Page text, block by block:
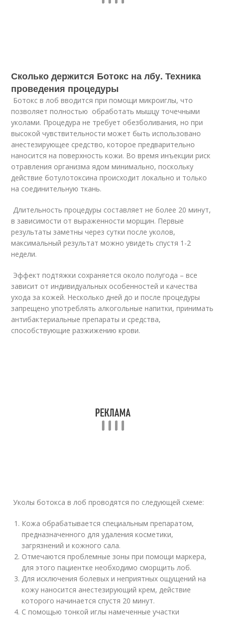
Сколько держится Ботокс на лбу. Техника
проведения процедуры
Ботокс в лоб вводится при помощи микроиглы, что
позволяет полностью обработать мышцу точечными
уколами. Процедура не требует обезболивания, но при
высокой чувствительности может быть использовано
анестезирующее средство, которое предварительно
наносится на поверхность кожи. Во время инъекции риск
отравления организма ядом минимально, поскольку
действие ботулотоксина происходит локально и только
на соединительную ткань.
Длительность процедуры составляет не более 20 минут,
в зависимости от выраженности морщин. Первые
результаты заметны через сутки после уколов,
максимальный результат можно увидеть спустя 1-2
недели.
Эффект подтяжки сохраняется около полугода – все
зависит от индивидуальных особенностей и качества
ухода за кожей. Несколько дней до и после процедуры
запрещено употреблять алкогольные напитки, принимать
антибактериальные препараты и средства,
способствующие разжижению крови.
Уколы ботокса в лоб проводятся по следующей схеме:
Кожа обрабатывается специальным препаратом,
предназначенного для удаления косметики,
загрязнений и кожного сала.
Отмечаются проблемные зоны при помощи маркера,
для этого пациентке необходимо сморщить лоб.
Для исключения болевых и неприятных ощущений на
кожу наносится анестезирующий крем, действие
которого начинается спустя 20 минут.
С помощью тонкой иглы намеченные участки